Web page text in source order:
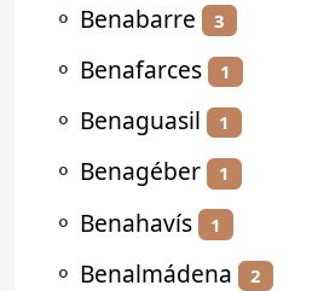
⚬ Benabarre 3
⚬ Benafarces 1
⚬ Benaguasil 1
⚬ Benagéber 1
⚬ Benahavís 1
⚬ Benalmádena 2